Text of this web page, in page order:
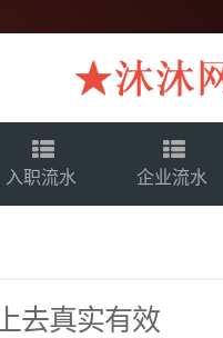
入职流水 企业流水
去真实有效